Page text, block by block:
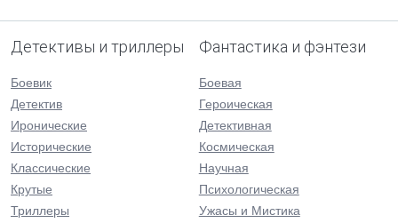
Детективы и триллеры
Боевик
Детектив
Иронические
Исторические
Классические
Крутые
Триллеры
Фантастика и фэнтези
Боевая
Героическая
Детективная
Космическая
Научная
Психологическая
Ужасы и Мистика